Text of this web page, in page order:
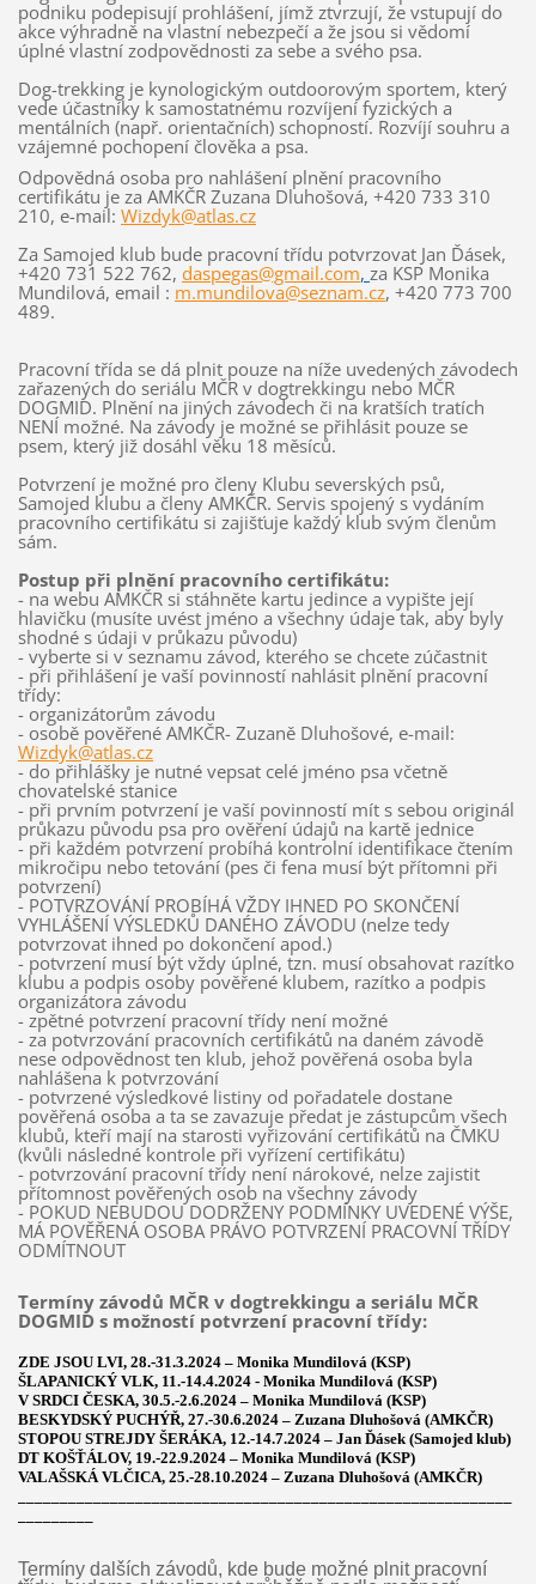
podniku podepisují prohlášení, jímž ztvrzují, že vstupují do
akce výhradně na vlastní nebezpečí a že jsou si vědomí
úplné vlastní zodpovědnosti za sebe a svého psa.
Dog-trekking je kynologickým outdoorovým sportem, který
vede účastníky k samostatnému rozvíjení fyzických a
mentálních (např. orientačních) schopností. Rozvíjí souhru a
vzájemné pochopení člověka a psa.
Odpovědná osoba pro nahlášení plnění pracovního
certifikátu je za AMKČR Zuzana Dluhošová, +420 733 310
210, e-mail: Wizdyk@atlas.cz
Za Samojed klub bude pracovní třídu potvrzovat Jan Ďásek,
+420 731 522 762, daspegas@gmail.com, za KSP Monika
Mundilová, email : m.mundilova@seznam.cz, +420 773 700
489.
Pracovní třída se dá plnit pouze na níže uvedených závodech
zařazených do seriálu MČR v dogtrekkingu nebo MČR
DOGMID. Plnění na jiných závodech či na kratších tratích
NENÍ možné. Na závody je možné se přihlásit pouze se
psem, který již dosáhl věku 18 měsíců.
Potvrzení je možné pro členy Klubu severských psů,
Samojed klubu a členy AMKČR. Servis spojený s vydáním
pracovního certifikátu si zajišťuje každý klub svým členům
sám.
Postup při plnění pracovního certifikátu:
- na webu AMKČR si stáhněte kartu jedince a vypište její
hlavičku (musíte uvést jméno a všechny údaje tak, aby byly
shodné s údaji v průkazu původu)
- vyberte si v seznamu závod, kterého se chcete zúčastnit
- při přihlášení je vaší povinností nahlásit plnění pracovní
třídy:
- organizátorům závodu
- osobě pověřené AMKČR- Zuzaně Dluhošové, e-mail:
Wizdyk@atlas.cz
- do přihlášky je nutné vepsat celé jméno psa včetně
chovatelské stanice
- při prvním potvrzení je vaší povinností mít s sebou originál
průkazu původu psa pro ověření údajů na kartě jednice
- při každém potvrzení probíhá kontrolní identifikace čtením
mikročipu nebo tetování (pes či fena musí být přítomni při
potvrzení)
- POTVRZOVÁNÍ PROBÍHÁ VŽDY IHNED PO SKONČENÍ
VYHLÁŠENÍ VÝSLEDKŮ DANÉHO ZÁVODU (nelze tedy
potvrzovat ihned po dokončení apod.)
- potvrzení musí být vždy úplné, tzn. musí obsahovat razítko
klubu a podpis osoby pověřené klubem, razítko a podpis
organizátora závodu
- zpětné potvrzení pracovní třídy není možné
- za potvrzování pracovních certifikátů na daném závodě
nese odpovědnost ten klub, jehož pověřená osoba byla
nahlášena k potvrzování
- potvrzené výsledkové listiny od pořadatele dostane
pověřená osoba a ta se zavazuje předat je zástupcům všech
klubů, kteří mají na starosti vyřizování certifikátů na ČMKU
(kvůli následné kontrole při vyřízení certifikátu)
- potvrzování pracovní třídy není nárokové, nelze zajistit
přítomnost pověřených osob na všechny závody
- POKUD NEBUDOU DODRŽENY PODMÍNKY UVEDENÉ VÝŠE,
MÁ POVĚŘENÁ OSOBA PRÁVO POTVRZENÍ PRACOVNÍ TŘÍDY
ODMÍTNOUT
Termíny závodů MČR v dogtrekkingu a seriálu MČR
DOGMID s možností potvrzení pracovní třídy:
ZDE JSOU LVI,28.-31.3.2024 – Monika Mundilová (KSP)
ŠLAPANICKÝ VLK, 11.-14.4.2024 - Monika Mundilová (KSP)
V SRDCI ČESKA, 30.5.-2.6.2024 – Monika Mundilová (KSP)
BESKYDSKÝ PUCHÝŘ, 27.-30.6.2024 – Zuzana Dluhošová (AMKČR)
STOPOU STREJDY ŠERÁKA, 12.-14.7.2024 – Jan Ďásek (Samojed klub)
DT KOŠŤÁLOV, 19.-22.9.2024 – Monika Mundilová (KSP)
VALAŠSKÁ VLČICA, 25.-28.10.2024 – Zuzana Dluhošová (AMKČR)
Termíny dalších závodů, kde bude možné plnit pracovní